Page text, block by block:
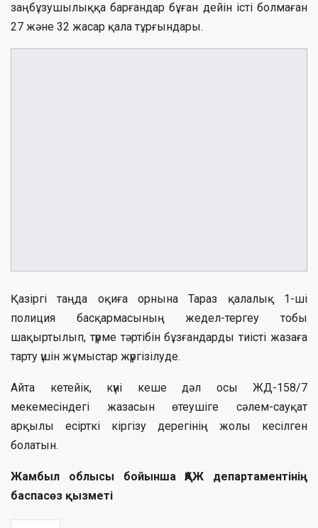
заңбұзушылыққа барғандар бұған дейін істі болмаған
27 және 32 жасар қала тұрғындары.
Қазіргі таңда оқиға орнына Тараз қалалық 1-ші
полиция басқармасының жедел-тергеу тобы
шақыртылып, түрме тәртібін бұзғандарды тиісті жазаға
тарту үшін жұмыстар жүргізілуде.
Айта кетейік, күні кеше дәл осы ЖД-158/7
мекемесіндегі жазасын өтеушіге сәлем-сауқат
арқылы есірткі кіргізу дерегінің жолы кесілген
болатын.
Жамбыл облысы бойынша ҚАЖ департаментінің
баспасөз қызметі